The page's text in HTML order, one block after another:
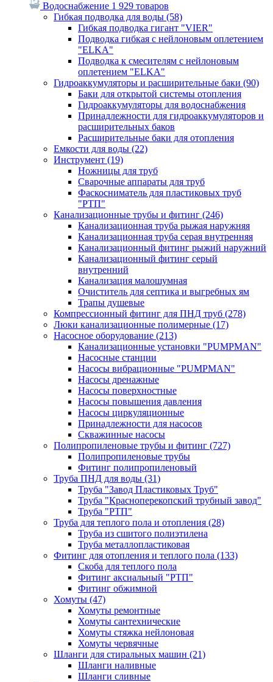
Водоснабжение 1 929 товаров
Гибкая подводка для воды (58)
Гибкая подводка гигант "VIER"
Подводка гибкая с нейлоновым оплетением
"ELKA"
Подводка к смесителям с нейлоновым
оплетением "ELKA"
Гидроаккумуляторы и расширительные баки (90)
Баки для открытой системы отопления
Гидроаккумуляторы для водоснабжения
Принадлежности для гидроаккумуляторов и
расширительных баков
Расширительные баки для отопления
Емкости для воды (22)
Инструмент (19)
Ножницы для труб
Сварочные аппараты для труб
Фаскосниматель для пластиковых труб
"РТП"
Канализационные трубы и фитинг (246)
Канализационная труба рыжая наружняя
Канализационная труба серая внутренняя
Канализационный фитинг рыжий наружний
Канализационный фитинг серый
внутренний
Канализация малошумная
Очиститель для септика и выгребных ям
Трапы душевые
Компрессионный фитинг для ПНД труб (278)
Люки канализационные полимерные (17)
Насосное оборудование (213)
Канализационные установки "PUMPMAN"
Насосные станции
Насосы вибрационные "PUMPMAN"
Насосы дренажные
Насосы поверхностные
Насосы повышения давления
Насосы циркуляционные
Принадлежности для насосов
Скважинные насосы
Полипропиленовые трубы и фитинг (727)
Полипропиленовые трубы
Фитинг полипропиленовый
Труба ПНД для воды (31)
Труба "Завод Пластиковых Труб"
Труба "Красноперекопский трубный завод"
Труба "РТП"
Труба для теплого пола и отопления (28)
Труба из сшитого полиэтилена
Труба металлопластиковая
Фитинг для отопления и теплого пола (133)
Скоба для теплого пола
Фитинг аксиальный "РТП"
Фитинг обжимной
Хомуты (47)
Хомуты ремонтные
Хомуты сантехнические
Хомуты стяжка нейлоновая
Хомуты червячные
Шланги для стиральных машин (21)
Шланги наливные
Шланги сливные